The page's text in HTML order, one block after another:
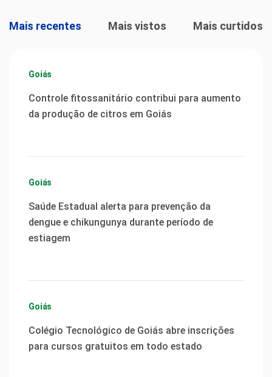
Mais recentes Mais vistos Mais curtidos
Goiás
Controle fitossanitário contribui para aumento
da produção de citros em Goiás
Goiás
Saúde Estadual alerta para prevenção da
dengue e chikungunya durante período de
estiagem
Goiás
Colégio Tecnológico de Goiás abre inscrições
para cursos gratuitos em todo estado